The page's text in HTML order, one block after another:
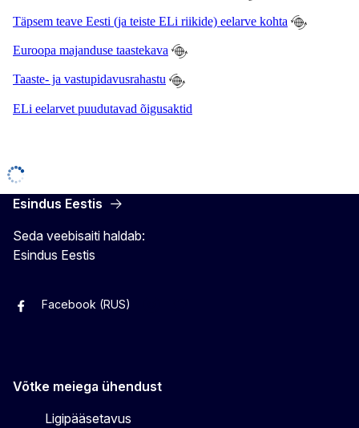
Täpsem teave Eesti (ja teiste ELi riikide) eelarve kohta
Euroopa majanduse taastekava
Taaste- ja vastupidavusrahastu
ELi eelarvet puudutavad õigusaktid
Esindus Eestis
Seda veebisaiti haldab:
Esindus Eestis
Facebook (EST)
Facebook (RUS)
Võtke meiega ühendust
Ligipääsetavus